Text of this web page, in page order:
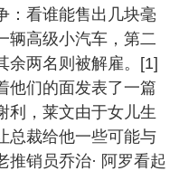
：看谁能售出几块毫
辆高级小汽车，第二
余两名则被解雇。[1]
他们的面发表了一篇
利，莱文由于女儿生
总裁给他一些可能与
推销员乔治· 阿罗看起